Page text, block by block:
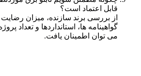
قابل‌ اعتماد است؟
از بررسی برند سازنده، میزان
گواهینامه‌ ها، استانداردها و تعداد
می‌ توان اطمینان یافت.